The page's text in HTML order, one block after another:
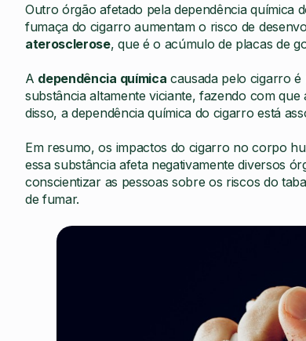
Outro órgão afetado pela dependência química
fumaça do cigarro aumentam o risco de
aterosclerose, que é o acúmulo de placas de
A dependência química causada pelo cigarro
substância altamente viciante, fazendo com
disso, a dependência química do cigarro está
Em resumo, os impactos do cigarro no corpo
essa substância afeta negativamente diversos
conscientizar as pessoas sobre os riscos do
de fumar.